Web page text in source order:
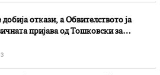
откази, а Обвителството ја
пријава од Тошковски за